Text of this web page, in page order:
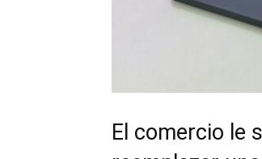
El comercio le